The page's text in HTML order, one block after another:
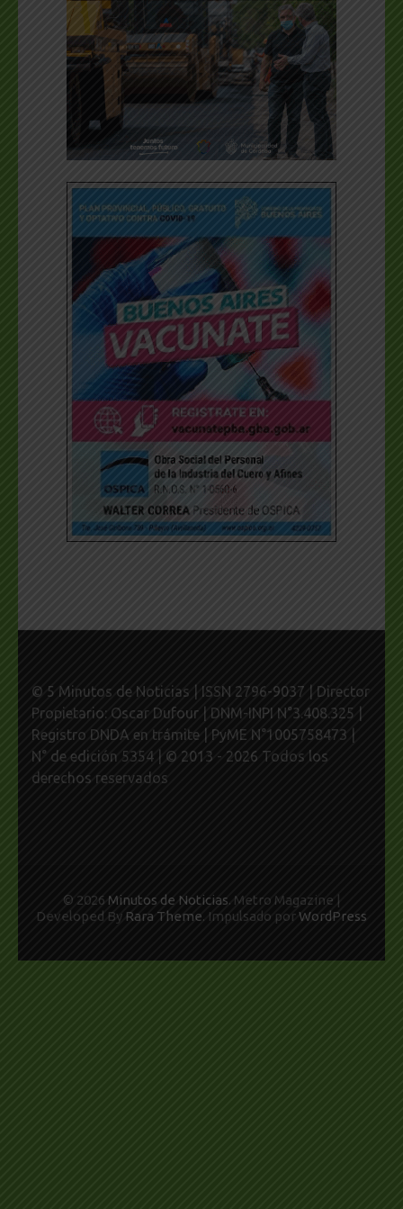
© 5 Minutos de Noticias | ISSN 2796-9037 | Director
Propietario: Oscar Dufour | DNM-INPI N°3.408.325 |
Registro DNDA en trámite | PyME N°1005758473 |
N° de edición 5354 | © 2013 - 2026 Todos los
derechos reservados
© 2026 Minutos de Noticias. Metro Magazine |
Developed By Rara Theme. Impulsado por WordPress